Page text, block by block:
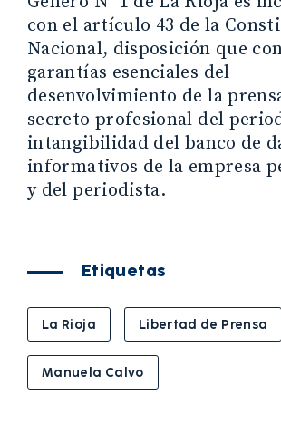
con el artículo 43 de la
Nacional, disposición que
garantías esenciales del
desenvolvimiento de la
secreto profesional del
intangibilidad del banco de
informativos de la empresa
y del periodista.
Etiquetas
La Rioja Libertad de Prensa
Manuela Calvo